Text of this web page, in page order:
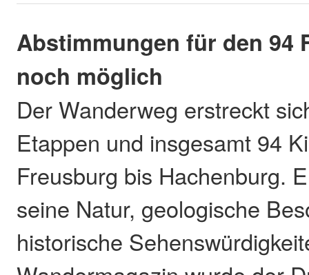
Abstimmungen für den 94
noch möglich
Der Wanderweg erstreckt
Etappen und insgesamt 94
Freusburg bis Hachenburg.
seine Natur, geologische
historische